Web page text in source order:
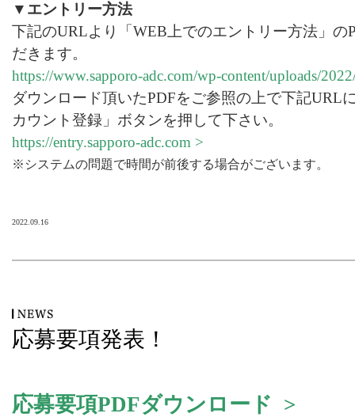
▼エントリー方法
下記のURLより「WEB上でのエントリー方法」の
だきます。
https://www.sapporo-adc.com/wp-content/uploads/
ダウンロード頂いたPDFをご参照の上で下記URL
カウント登録」ボタンを押して下さい。
https://entry.sapporo-adc.com >
※システムの問題で時間が前後する場合がございます。
2022.09.16
応募要項発表！
応募要項PDFダウンロード >